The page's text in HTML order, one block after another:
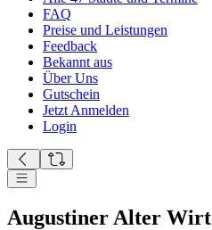
FAQ
Preise und Leistungen
Feedback
Bekannt aus
Über Uns
Gutschein
Jetzt Anmelden
Login
Augustiner Alter Wirt